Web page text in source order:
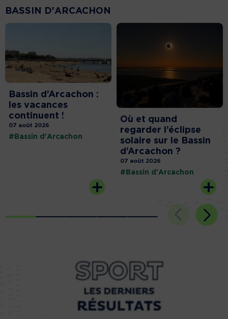
BASSIN D'ARCACHON
Bassin d’Arcachon :
les vacances
continuent !
07 août 2026
#Bassin d'Arcachon
Où et quand
regarder l’éclipse
solaire sur le Bassin
d’Arcachon ?
07 août 2026
#Bassin d'Arcachon